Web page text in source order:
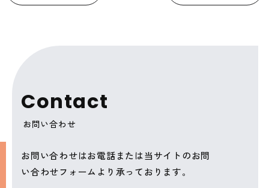
Contact
お問い合わせ
お問い合わせはお電話または当サイトのお問
い合わせフォームより承っております。